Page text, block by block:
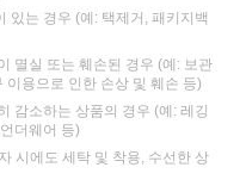
있는 경우 (예: 택제거, 패키지백
멸실 또는 훼손된 경우 (예: 보관
이용으로 인한 손상 및 훼손 등)
감소하는 상품의 경우 (예: 레깅
더웨어 등)
시에도 세탁 및 착용, 수선한 상